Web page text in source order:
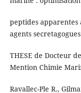
peptides apparentes
agents
THESE de Docteur
Mention Chimie
Ravallec-Ple R.,